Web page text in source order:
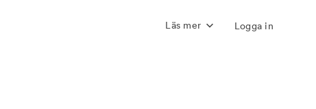
Läs mer Logga in